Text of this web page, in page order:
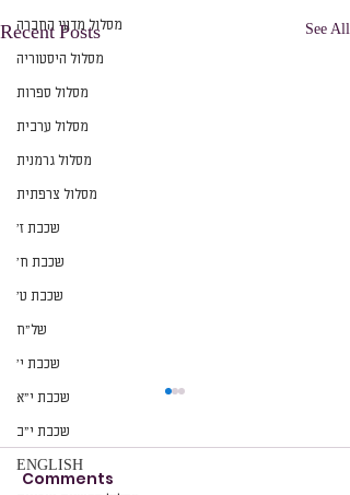
מסלול מדעי החברה
מסלול היסטוריה
מסלול ספרות
מסלול ערבית
מסלול גרמנית
מסלול צרפתית
שכבת ז׳
שכבת ח׳
שכבת ט׳
של״ח
שכבת י׳
שכבת י״א
שכבת י״ב
ENGLISH
Recent Posts See All
Comments